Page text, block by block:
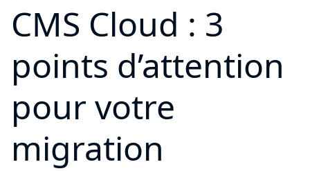
CMS Cloud : 3
points d’attention
pour votre
migration